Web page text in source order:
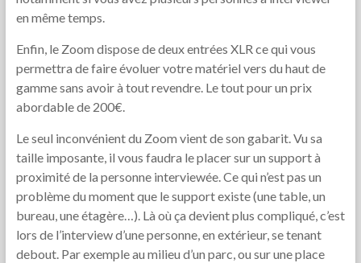
en même temps.
Enfin, le Zoom dispose de deux entrées XLR ce qui vous
permettra de faire évoluer votre matériel vers du haut de
gamme sans avoir à tout revendre. Le tout pour un prix
abordable de 200€.
Le seul inconvénient du Zoom vient de son gabarit. Vu sa
taille imposante, il vous faudra le placer sur un support à
proximité de la personne interviewée. Ce qui n’est pas un
problème du moment que le support existe (une table, un
bureau, une étagère…). Là où ça devient plus compliqué, c’est
lors de l’interview d’une personne, en extérieur, se tenant
debout. Par exemple au milieu d’un parc, ou sur une place